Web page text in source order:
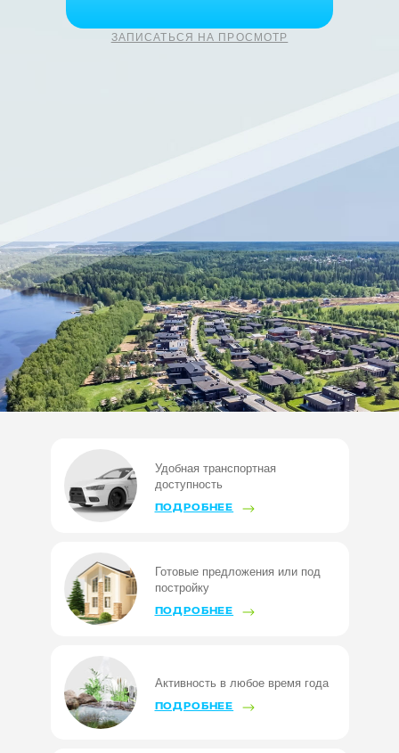
ЗАПИСАТЬСЯ НА ПРОСМОТР
Удобная транспортная
доступность
ПОДРОБНЕЕ
Готовые предложения или под
постройку
ПОДРОБНЕЕ
Активность в любое время года
ПОДРОБНЕЕ